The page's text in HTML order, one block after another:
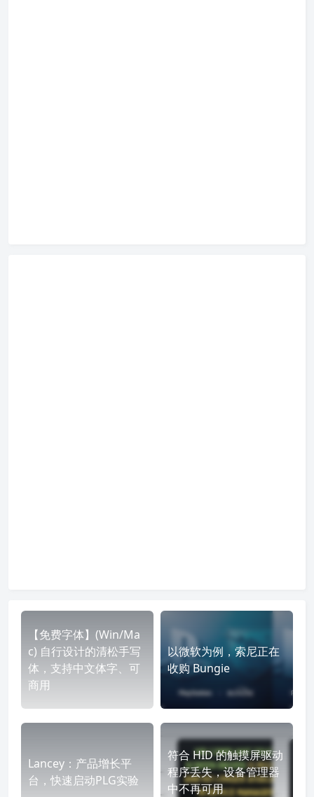
【免费字体】(Win/Ma
c) 自行设计的清松手写
体，支持中文体字、可
商用
以微软为例，索尼正在
收购 Bungie
Lancey：产品增长平
台，快速启动PLG实验
符合 HID 的触摸屏驱动
程序丢失，设备管理器
中不再可用